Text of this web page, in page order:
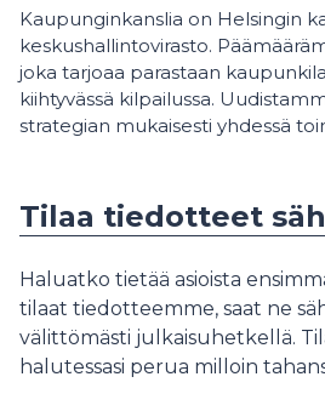
Kaupunginkanslia on Helsingin
keskushallintovirasto.
joka tarjoaa parastaan
kiihtyvässä kilpailussa.
strategian mukaisesti yhdessä
Tilaa tiedotteet
Haluatko tietää asioista
tilaat tiedotteemme, saat ne
välittömästi julkaisuhetkellä.
halutessasi perua milloin